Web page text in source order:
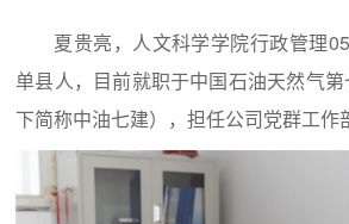
夏贵亮，人文科学学院行政管理
单县人，目前就职于中国石油天然气
下简称中油七建），担任公司党群工作